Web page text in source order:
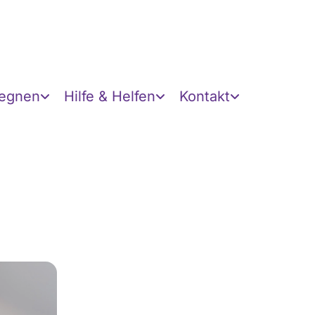
Hilfe & Helfen Kontakt